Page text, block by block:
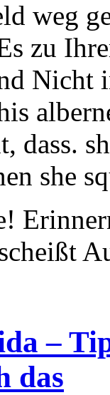
weg
zu
Nicht
dass.
she
–
das